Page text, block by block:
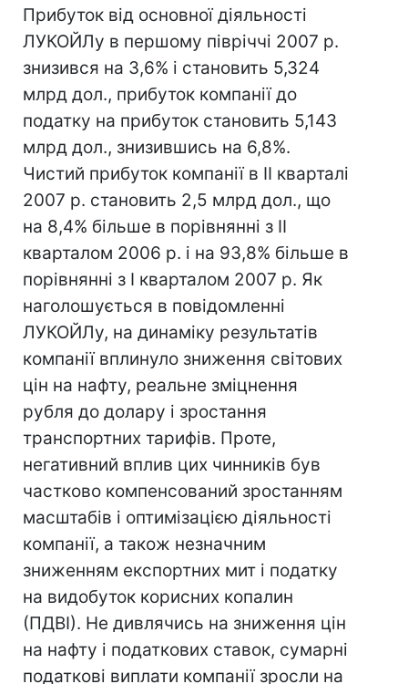
Прибуток від основної діяльності
ЛУКОЙЛу в першому півріччі 2007 р.
знизився на 3,6% і становить 5,324
млрд дол., прибуток компанії до
податку на прибуток становить 5,143
млрд дол., знизившись на 6,8%.
Чистий прибуток компанії в II кварталі
2007 р. становить 2,5 млрд дол., що
на 8,4% більше в порівнянні з II
кварталом 2006 р. і на 93,8% більше в
порівнянні з I кварталом 2007 р. Як
наголошується в повідомленні
ЛУКОЙЛу, на динаміку результатів
компанії вплинуло зниження світових
цін на нафту, реальне зміцнення
рубля до долару і зростання
транспортних тарифів. Проте,
негативний вплив цих чинників був
частково компенсований зростанням
масштабів і оптимізацією діяльності
компанії, а також незначним
зниженням експортних мит і податку
на видобуток корисних копалин
(ПДВІ). Не дивлячись на зниження цін
на нафту і податкових ставок, сумарні
податкові виплати компанії зросли на